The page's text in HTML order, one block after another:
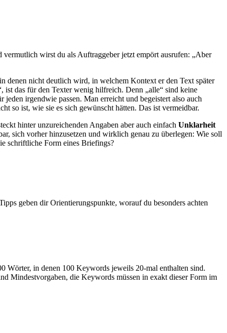
wirst du als Auftraggeber jetzt empört ausrufen: „Aber
denen nicht deutlich wird, in welchem Kontext er den Text später
das für den Texter wenig hilfreich. Denn „alle“ sind keine
irgendwie passen. Man erreicht und begeistert also auch
so ist, wie sie es sich gewünscht hätten. Das ist vermeidbar.
hinter unzureichenden Angaben aber auch einfach Unklarheit
sich vorher hinzusetzen und wirklich genau zu überlegen: Wie soll
schriftliche Form eines Briefings?
geben dir Orientierungspunkte, worauf du besonders achten
Wörter, in denen 100 Keywords jeweils 20-mal enthalten sind.
Mindestvorgaben, die Keywords müssen in exakt dieser Form im